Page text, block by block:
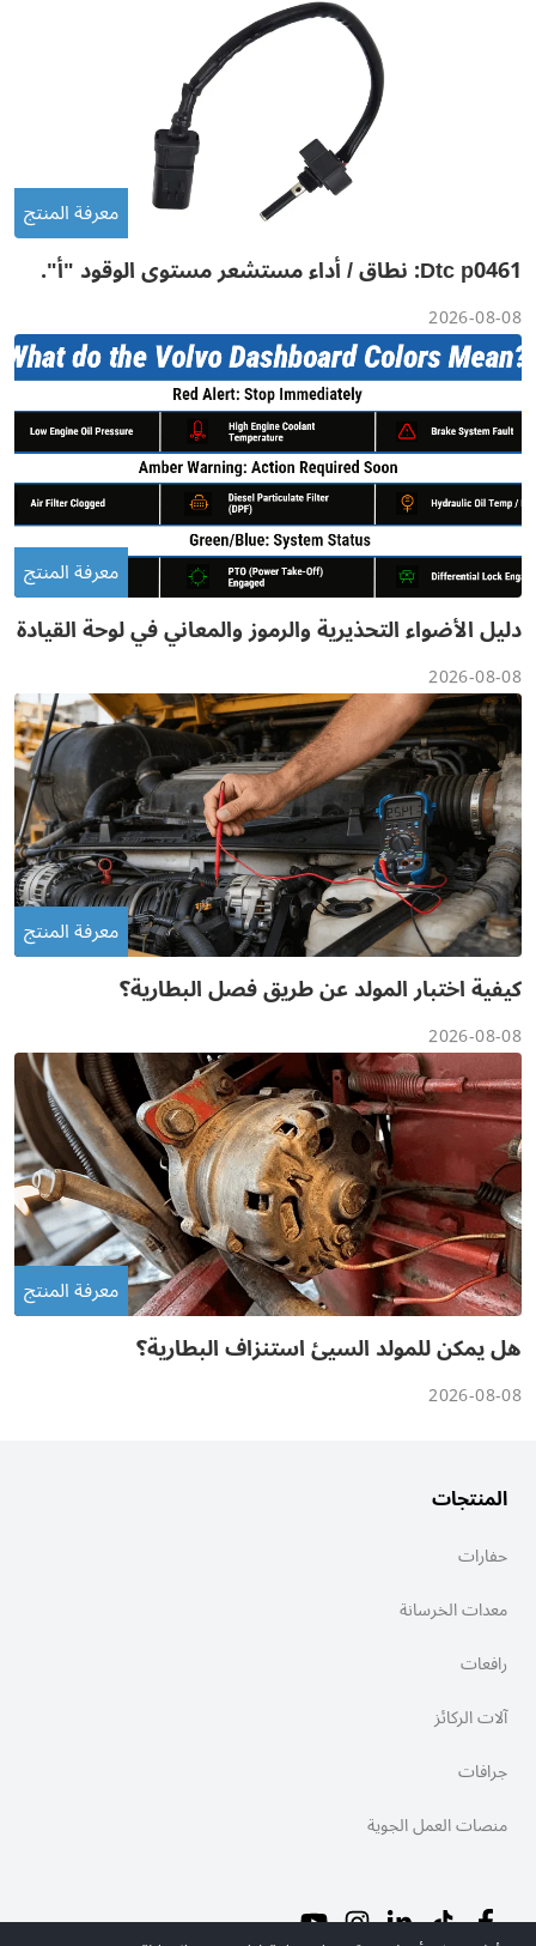
معرفة المنتج
Dtc p0461: نطاق / أداء مستشعر مستوى الوقود "أ".
2026-08-08
معرفة المنتج
دليل الأضواء التحذيرية والرموز والمعاني في لوحة القيادة
من فولفو
2026-08-08
معرفة المنتج
كيفية اختبار المولد عن طريق فصل البطارية؟
2026-08-08
معرفة المنتج
هل يمكن للمولد السيئ استنزاف البطارية؟
2026-08-08
المنتجات
حفارات
معدات الخرسانة
رافعات
آلات الركائز
جرافات
منصات العمل الجوية